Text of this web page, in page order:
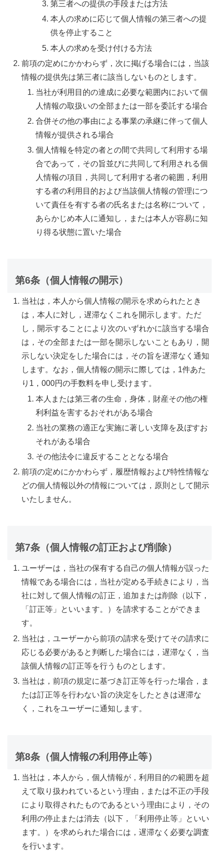
第三者への提供の手段または方法
本人の求めに応じて個人情報の第三者への提
供を停止すること
本人の求めを受け付ける方法
前項の定めにかかわらず，次に掲げる場合には，当該
情報の提供先は第三者に該当しないものとします。
当社が利用目的の達成に必要な範囲内において個
人情報の取扱いの全部または一部を委託する場合
合併その他の事由による事業の承継に伴って個人
情報が提供される場合
個人情報を特定の者との間で共同して利用する場
合であって，その旨並びに共同して利用される個
人情報の項目，共同して利用する者の範囲，利用
する者の利用目的および当該個人情報の管理につ
いて責任を有する者の氏名または名称について，
あらかじめ本人に通知し，または本人が容易に知
り得る状態に置いた場合
第6条（個人情報の開示）
当社は，本人から個人情報の開示を求められたとき
は，本人に対し，遅滞なくこれを開示します。ただ
し，開示することにより次のいずれかに該当する場合
は，その全部または一部を開示しないこともあり，開
示しない決定をした場合には，その旨を遅滞なく通知
します。なお，個人情報の開示に際しては，1件あた
り1，000円の手数料を申し受けます。
本人または第三者の生命，身体，財産その他の権
利利益を害するおそれがある場合
当社の業務の適正な実施に著しい支障を及ぼすお
それがある場合
その他法令に違反することとなる場合
前項の定めにかかわらず，履歴情報および特性情報な
どの個人情報以外の情報については，原則として開示
いたしません。
第7条（個人情報の訂正および削除）
ユーザーは，当社の保有する自己の個人情報が誤った
情報である場合には，当社が定める手続きにより，当
社に対して個人情報の訂正，追加または削除（以下，
「訂正等」といいます。）を請求することができま
す。
当社は，ユーザーから前項の請求を受けてその請求に
応じる必要があると判断した場合には，遅滞なく，当
該個人情報の訂正等を行うものとします。
当社は，前項の規定に基づき訂正等を行った場合，ま
たは訂正等を行わない旨の決定をしたときは遅滞な
く，これをユーザーに通知します。
第8条（個人情報の利用停止等）
当社は，本人から，個人情報が，利用目的の範囲を超
えて取り扱われているという理由，または不正の手段
により取得されたものであるという理由により，その
利用の停止または消去（以下，「利用停止等」といい
ます。）を求められた場合には，遅滞なく必要な調査
を行います。